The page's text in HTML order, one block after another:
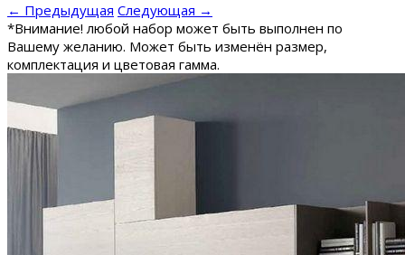
← Предыдущая Следующая →
*Внимание! любой набор может быть выполнен по
Вашему желанию. Может быть изменён размер,
комплектация и цветовая гамма.